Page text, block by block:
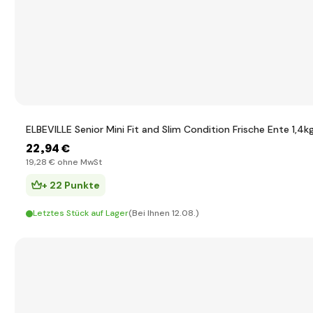
ELBEVILLE Senior Mini Fit and Slim Condition Frische Ente
22,94 €
19,28 € ohne MwSt
+ 22 Punkte
Letztes Stück auf Lager(Bei Ihnen 12.08.)